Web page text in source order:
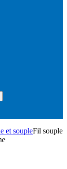
et soupleFil souple